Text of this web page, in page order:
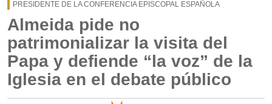
PRESIDENTE DE LA CONFERENCIA EPISCOPAL ESPAÑOLA
Almeida pide no
patrimonializar la visita del
Papa y defiende “la voz” de la
Iglesia en el debate público